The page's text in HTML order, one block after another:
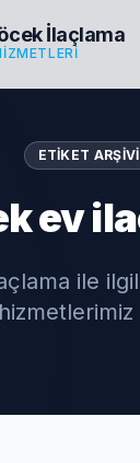
İlaçlama
ETIKET ARŞIVI
ev
ile